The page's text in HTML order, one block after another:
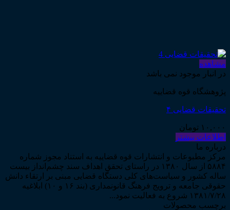
مشاهده
در انبار موجود نمی باشد
پژوهشگاه قوه قضاییه
تحقیقات قضایی ۴
۱۰,۰۰۰ تومان
اطلاعات بیشتر
درباره ما
مرکز مطبوعات و انتشارات قوه قضاییه به استناد مجوز شماره
۵۸۸۴ از سال ۱۳۸۰ در راستای تحقق اهداف سند چشم‌انداز بیست
ساله کشور و سیاست‌های کلی دستگاه قضایی مبنی بر ارتقاء دانش
حقوقی جامعه و ترویج فرهنگ قانونمداری (بند ۱۶ و ۱۰) ابلاغیه
۱۳۸۱/۷/۲۸ شروع به فعالیت نمود...
برچسب محصولات